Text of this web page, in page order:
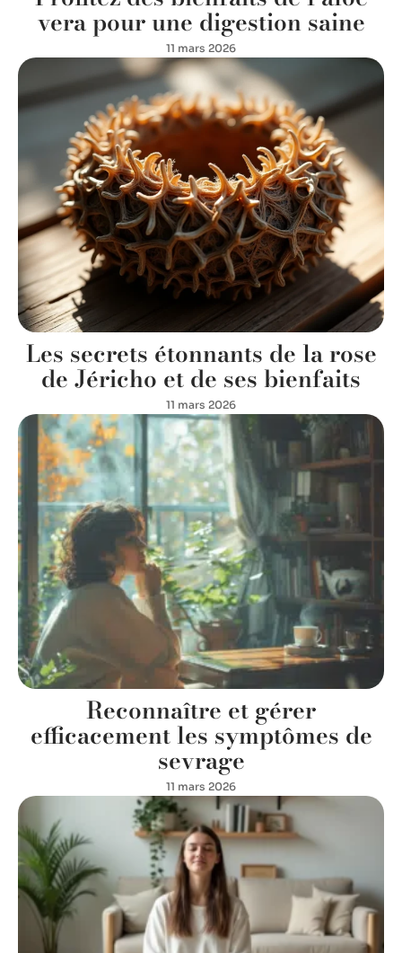
vera pour une digestion saine
11 mars 2026
Les secrets étonnants de la rose
de Jéricho et de ses bienfaits
11 mars 2026
Reconnaître et gérer
efficacement les symptômes de
sevrage
11 mars 2026